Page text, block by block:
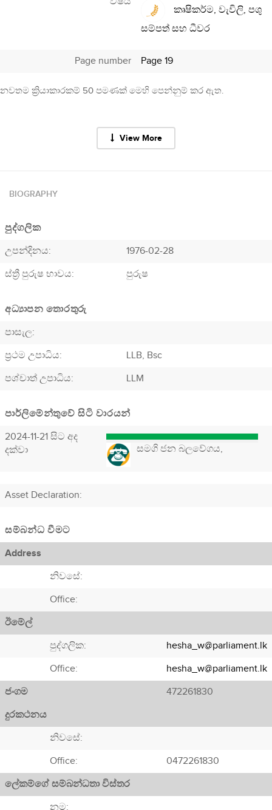
කෘෂිකර්ම, වැවිලි, පශු
සම්පත් සහ ධීවර
Page number Page 19
නවතම ක්‍රියාකාරකම් 50 පමණක් මෙහි පෙන්නුම් කර ඇත.
View More
BIOGRAPHY
පුද්ගලික
උපන්දිනය:
1976-02-28
ස්ත්‍රී පුරුෂ භාවය:
පුරුෂ
අධ්‍යාපන තොරතුරු
පාසැල:
ප්‍රථම උපාධිය:
LLB, Bsc
පශ්චාත් උපාධිය:
LLM
පාර්ලිමේන්තුවේ සිටි වාරයන්
2024-11-21 සිට අද
දක්වා
සමගි ජන බලවේගය,
Asset Declaration:
සම්බන්ධ වීමට
Address
නිවසේ:
Office:
ඊමේල්
පුද්ගලික:
hesha_w@parliament.lk
Office:
hesha_w@parliament.lk
ජංගම
472261830
දුරකථනය
නිවසේ:
Office:
0472261830
ලේකම්ගේ සම්බන්ධතා විස්තර
නම: